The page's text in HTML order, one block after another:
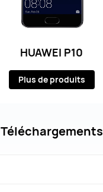
HUAWEI P10
Plus de produits
Téléchargements